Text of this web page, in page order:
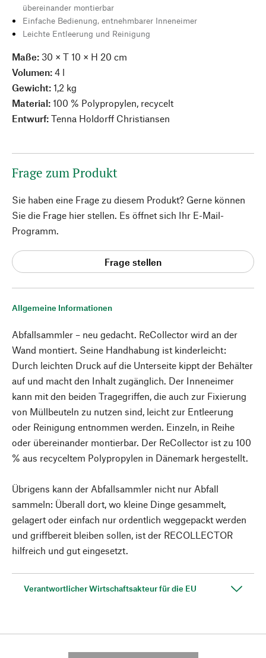
Allgemeine Informationen
Abfallsammler – neu gedacht. ReCollector wird an der
Wand montiert. Seine Handhabung ist kinderleicht:
Durch leichten Druck auf die Unterseite kippt der Behälter
auf und macht den Inhalt zugänglich. Der Inneneimer
kann mit den beiden Tragegriffen, die auch zur Fixierung
von Müllbeuteln zu nutzen sind, leicht zur Entleerung
oder Reinigung entnommen werden. Einzeln, in Reihe
oder übereinander montierbar. Der ReCollector ist zu 100
% aus recyceltem Polypropylen in Dänemark hergestellt.
Übrigens kann der Abfallsammler nicht nur Abfall
sammeln: Überall dort, wo kleine Dinge gesammelt,
gelagert oder einfach nur ordentlich weggepackt werden
und griffbereit bleiben sollen, ist der RECOLLECTOR
hilfreich und gut eingesetzt.
Verantwortlicher Wirtschaftsakteur für die EU
übereinander montierbar
Einfache Bedienung, entnehmbarer Inneneimer
Leichte Entleerung und Reinigung
Maße: 30 × T 10 × H 20 cm
Volumen: 4 l
Gewicht: 1,2 kg
Material: 100 % Polypropylen, recycelt
Entwurf: Tenna Holdorff Christiansen
Frage zum Produkt
Sie haben eine Frage zu diesem Produkt? Gerne können
Sie die Frage hier stellen. Es öffnet sich Ihr E-Mail-
Programm.
Frage stellen